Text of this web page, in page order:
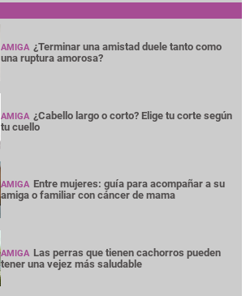
AMIGA ¿Terminar una amistad duele tanto como
una ruptura amorosa?
AMIGA ¿Cabello largo o corto? Elige tu corte según
tu cuello
AMIGA Entre mujeres: guía para acompañar a su
amiga o familiar con cáncer de mama
AMIGA Las perras que tienen cachorros pueden
tener una vejez más saludable